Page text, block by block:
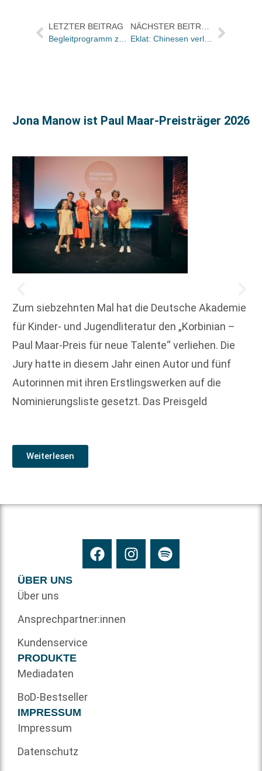
LETZTER BEITRAG
Begleitprogramm zu „Doppelleben“: Die Anfänge der Buchmesse nach 1945
Jona Manow ist Paul Maar-Preisträger 2026
Zum siebzehnten Mal hat die Deutsche Akademie
für Kinder- und Jugendliteratur den „Korbinian –
Paul Maar-Preis für neue Talente“ verliehen. Die
Jury hatte in diesem Jahr einen Autor und fünf
Autorinnen mit ihren Erstlingswerken auf die
Nominierungsliste gesetzt. Das Preisgeld
Weiterlesen
ÜBER UNS
Über uns
Ansprechpartner:innen
Kundenservice
PRODUKTE
Mediadaten
BoD-Bestseller
IMPRESSUM
Impressum
Datenschutz